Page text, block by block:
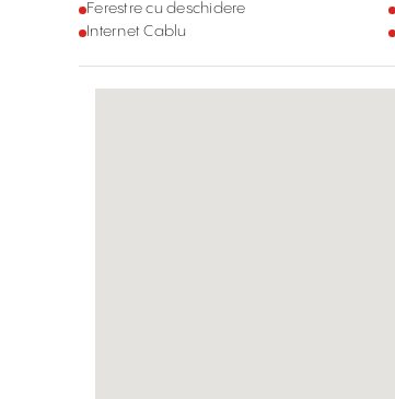
Ferestre cu deschidere
Internet Cablu